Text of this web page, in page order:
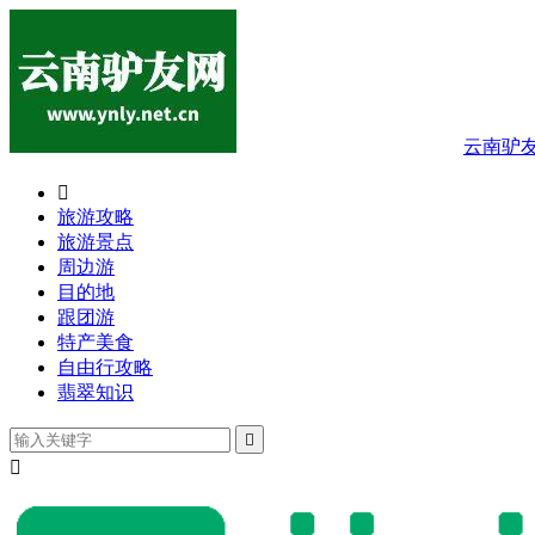
云南驴

旅游攻略
旅游景点
周边游
目的地
跟团游
特产美食
自由行攻略
翡翠知识

